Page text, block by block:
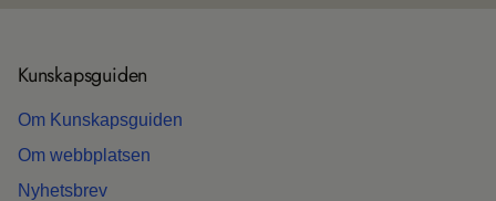
Kun­skaps­gui­den
Om Kun­skaps­gui­den
Om webb­plat­sen
Nyhets­b­rev